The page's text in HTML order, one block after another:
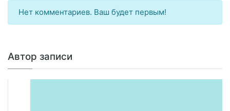
Нет комментариев. Ваш будет первым!
Автор записи